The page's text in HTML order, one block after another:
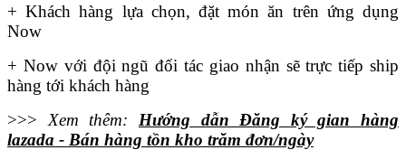
+ Khách hàng lựa chọn, đặt món ăn trên ứng dụng
Now
+ Now với đội ngũ đối tác giao nhận sẽ trực tiếp ship
hàng tới khách hàng
>>> Xem thêm: Hướng dẫn Đăng ký gian hàng
lazada - Bán hàng tồn kho trăm đơn/ngày